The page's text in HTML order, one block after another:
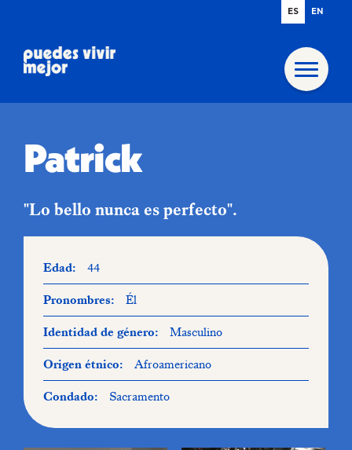
Patrick
"Lo bello nunca es perfecto".
Edad: 44
Pronombres: Él
Identidad de género: Masculino
Origen étnico: Afroamericano
Condado: Sacramento
ES EN